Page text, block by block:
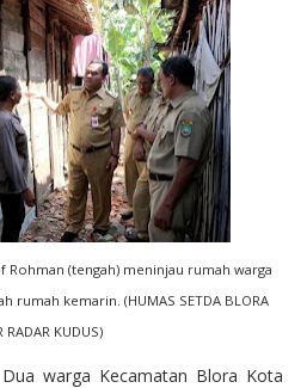
Rohman (tengah) meninjau rumah warga
rumah kemarin. (HUMAS SETDA BLORA
RADAR KUDUS)
warga Kecamatan Blora Kota